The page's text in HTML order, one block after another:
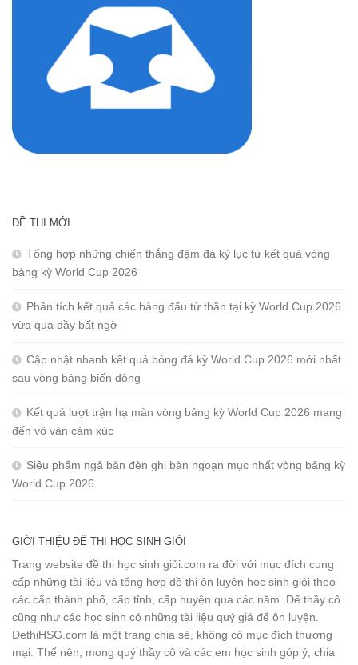
ĐỀ THI MỚI
Tổng hợp những chiến thắng đậm đà kỷ lục từ kết quả vòng
bảng kỳ World Cup 2026
Phân tích kết quả các bảng đấu tử thần tại kỳ World Cup 2026
vừa qua đầy bất ngờ
Cập nhật nhanh kết quả bóng đá kỳ World Cup 2026 mới nhất
sau vòng bảng biến động
Kết quả lượt trận hạ màn vòng bảng kỳ World Cup 2026 mang
đến vô vàn cảm xúc
Siêu phẩm ngả bàn đèn ghi bàn ngoạn mục nhất vòng bảng kỳ
World Cup 2026
GIỚI THIỆU ĐỀ THI HỌC SINH GIỎI
Trang website đề thi học sinh giỏi.com ra đời với mục đích cung
cấp những tài liệu và tổng hợp đề thi ôn luyện học sinh giỏi theo
các cấp thành phố, cấp tỉnh, cấp huyện qua các năm. Để thầy cô
cũng như các học sinh có những tài liệu quý giá để ôn luyện.
DethiHSG.com là một trang chia sẻ, không có mục đích thương
mại. Thế nên, mong quý thầy cô và các em học sinh góp ý, chia